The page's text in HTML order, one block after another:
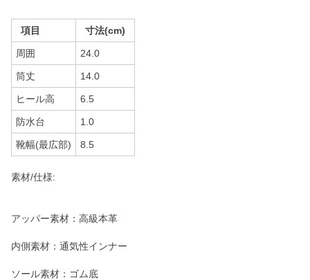
項目 寸法(cm)
周囲 24.0
筒丈 14.0
ヒール高 6.5
防水台 1.0
靴幅(最広部) 8.5
素材/仕様:
アッパー素材：高級本革
内側素材：通気性インナー
ソール素材：ゴム底